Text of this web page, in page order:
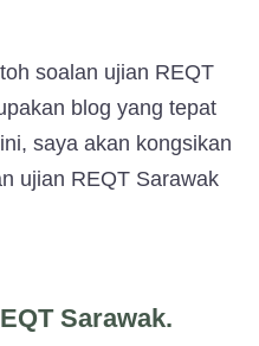
soalan ujian REQT
blog yang tepat
saya akan kongsikan
ujian REQT Sarawak
Sarawak.